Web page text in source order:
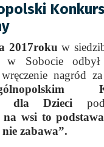
Konkurs
2017roku w
w Sobocie
nagród
dla Dzieci pod
na wsi to
zabawa”.